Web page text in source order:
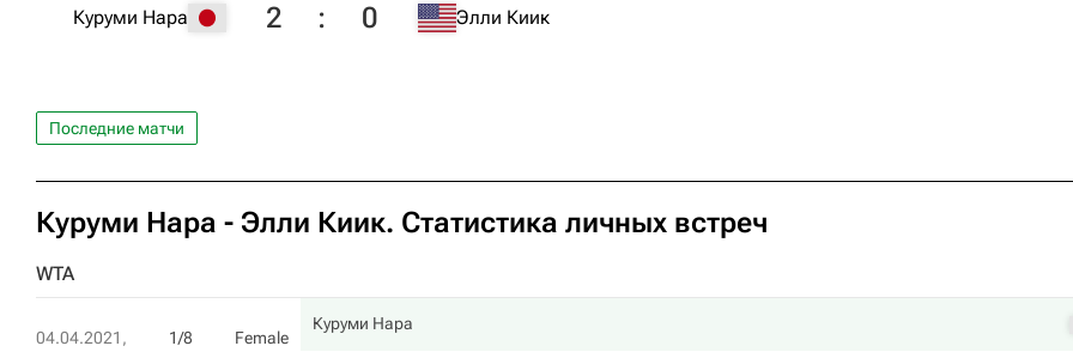
Куруми Нара 2 : 0 Элли Киик
Последние матчи
Куруми Нара - Элли Киик. Статистика личных встреч
WTA
04.04.2021,
1/8
Female
Куруми Нара